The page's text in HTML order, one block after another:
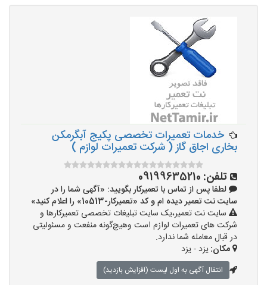
خدمات تعمیرات تخصصی پکیج آبگرمکن
بخاری اجاق گاز ( شرکت تعمیرات لوازم )
تلفن: 09199635210
لطفا پس از تماس با تعمیرکار بگویید: «آگهی شما را در
سایت نت تعمیر دیده ام و کد «تعمیرکار-10513» را اعلام کنید»
سایت نت تعمیر،یک سایت تبلیغات تخصصی تعمیرکارها و
شرکت های تعمیرات لوازم است وهیچ‌گونه منفعت و مسئولیتی
در قبال معامله شما ندارد.
مکان:یزد - یزد
انتقال آگهی به اول لیست (افزایش بازدید)